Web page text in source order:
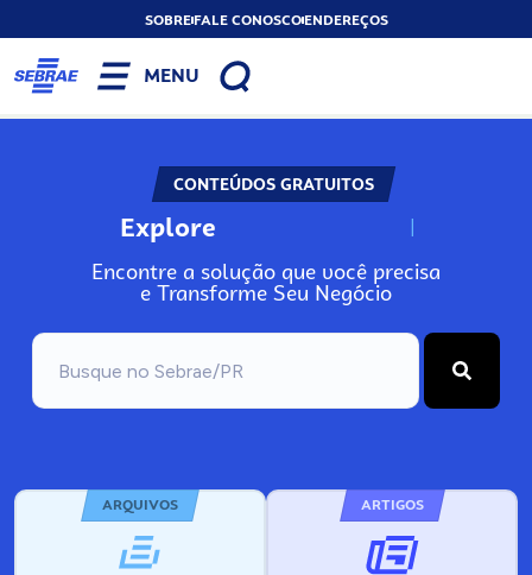
SOBREFALE CONOSCOENDEREÇOS
MENU
CONTEÚDOS GRATUITOS
Explore N
Encontre a solução que você precisa
e Transforme Seu Negócio
ARQUIVOS ARTIGOS